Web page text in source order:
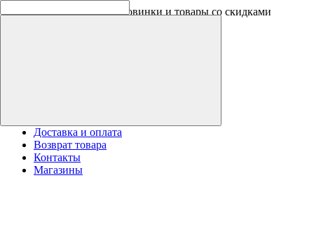
Скидки на новинки до -30%
Доставка и оплата
Возврат товара
Контакты
Магазины